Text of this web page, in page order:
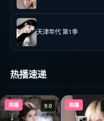
天津年代 第1季
热播速递
热播 9.0 热播